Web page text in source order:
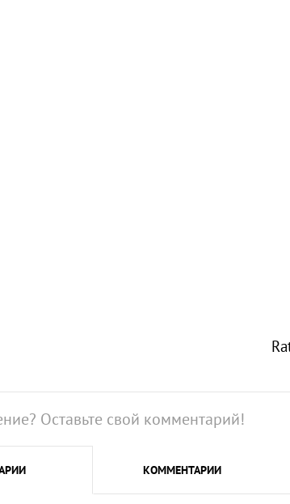
Оставьте свой комментарий!
КОММЕНТАРИИ